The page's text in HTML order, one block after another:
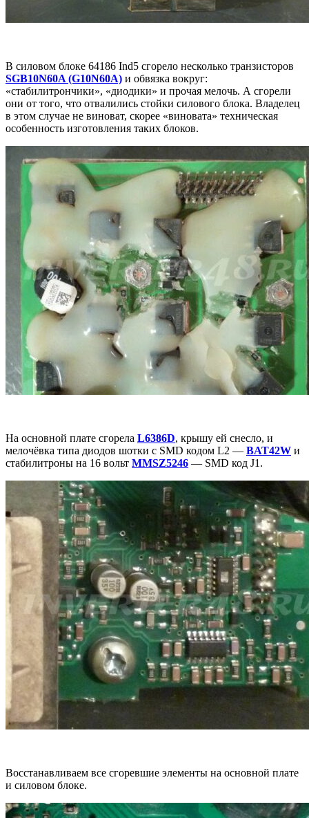
В силовом блоке 64186 Ind5 сгорело несколько транзисторов
SGB10N60A (G10N60A) и обвязка вокруг:
«стабилитрончики», «диодики» и прочая мелочь. А сгорели
они от того, что отвалились стойки силового блока. Владелец
в этом случае не виноват, скорее «виновата» техническая
особенность изготовления таких блоков.
На основной плате сгорела L6386D, крышу ей снесло, и
мелочёвка типа диодов шотки с SMD кодом L2 — BAT42W и
стабилитроны на 16 вольт MMSZ5246 — SMD код J1.
Восстанавливаем все сгоревшие элементы на основной плате
и силовом блоке.